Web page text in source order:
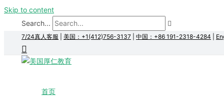
Skip to content
Search...
7/24真人客服 美国：+1(412)756-3137 中国：+86 191-2318-4284
首页